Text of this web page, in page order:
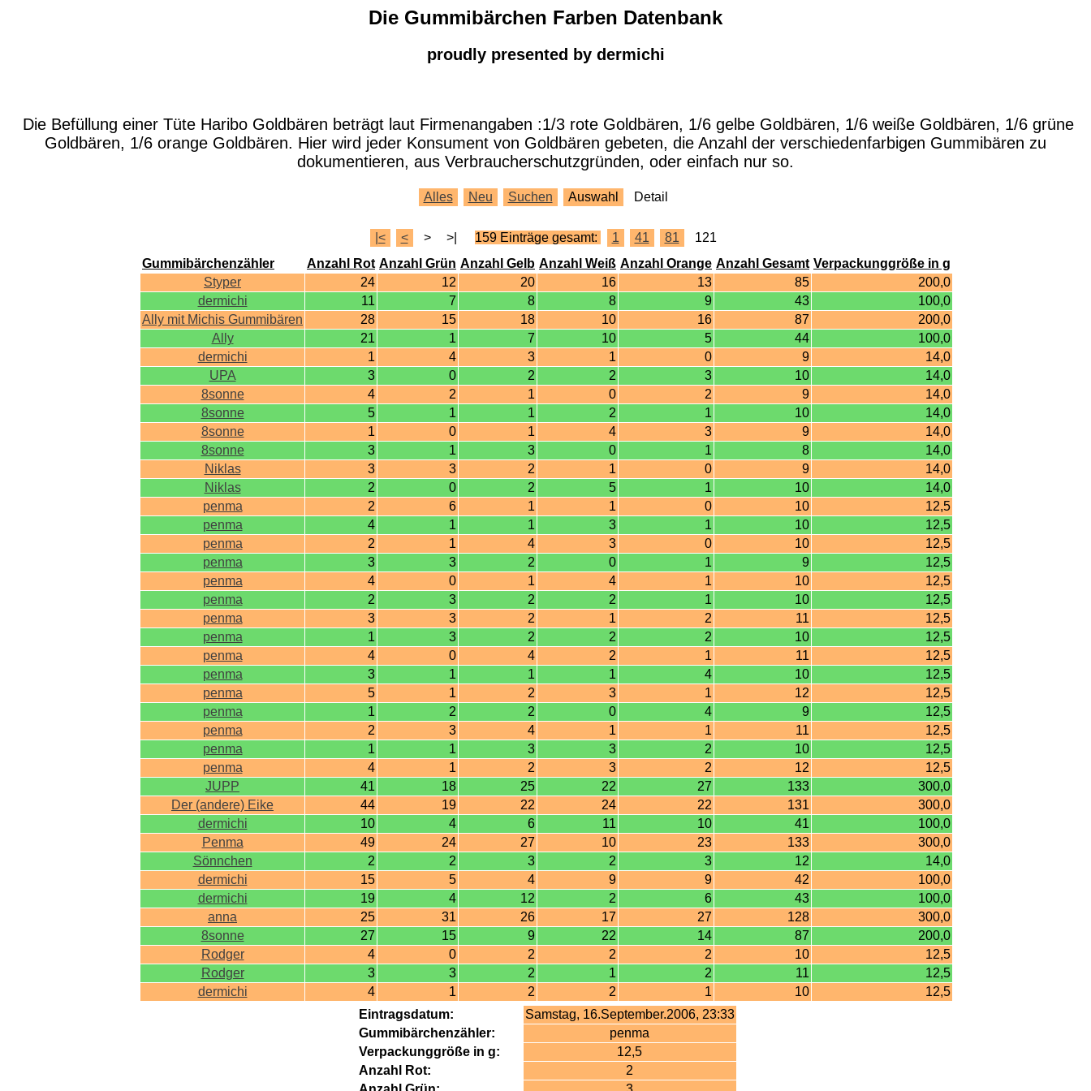
Die Gummibärchen Farben Datenbank
proudly presented by dermichi
Die Befüllung einer Tüte Haribo Goldbären beträgt laut Firmenangaben :1/3 rote Goldbären, 1/6 gelbe Goldbären, 1/6 weiße Goldbären, 1/6 grüne
Goldbären, 1/6 orange Goldbären. Hier wird jeder Konsument von Goldbären gebeten, die Anzahl der verschiedenfarbigen Gummibären zu
dokumentieren, aus Verbraucherschutzgründen, oder einfach nur so.
Alles Neu Suchen Auswahl Detail
|< < > >| 159 Einträge gesamt: 1 41 81
121
Gummibärchenzähler
Anzahl Rot Anzahl Grün Anzahl Gelb Anzahl Weiß Anzahl Orange Anzahl Gesamt Verpackunggröße in g
Styper
24 12 20 16 13 85
200,0
dermichi
11 7 8 8 9 43
100,0
Ally mit Michis Gummibären
28 15 18 10 16 87
200,0
Ally
21 1 7 10 5 44
100,0
dermichi
1 4 3 1 0 9
14,0
UPA
3 0 2 2 3 10
14,0
8sonne
4 2 1 0 2 9
14,0
8sonne
5 1 1 2 1 10
14,0
8sonne
1 0 1 4 3 9
14,0
8sonne
3 1 3 0 1 8
14,0
Niklas
3 3 2 1 0 9
14,0
Niklas
2 0 2 5 1 10
14,0
penma
2 6 1 1 0 10
12,5
penma
4 1 1 3 1 10
12,5
penma
2 1 4 3 0 10
12,5
penma
3 3 2 0 1 9
12,5
penma
4 0 1 4 1 10
12,5
penma
2 3 2 2 1 10
12,5
penma
3 3 2 1 2 11
12,5
penma
1 3 2 2 2 10
12,5
penma
4 0 4 2 1 11
12,5
penma
3 1 1 1 4 10
12,5
penma
5 1 2 3 1 12
12,5
penma
1 2 2 0 4 9
12,5
penma
2 3 4 1 1 11
12,5
penma
1 1 3 3 2 10
12,5
penma
4 1 2 3 2 12
12,5
JUPP
41 18 25 22 27 133
300,0
Der (andere) Eike
44 19 22 24 22 131
300,0
dermichi
10 4 6 11 10 41
100,0
Penma
49 24 27 10 23 133
300,0
Sönnchen
2 2 3 2 3 12
14,0
dermichi
15 5 4 9 9 42
100,0
dermichi
19 4 12 2 6 43
100,0
anna
25 31 26 17 27 128
300,0
8sonne
27 15 9 22 14 87
200,0
Rodger
4 0 2 2 2 10
12,5
Rodger
3 3 2 1 2 11
12,5
dermichi
4 1 2 2 1 10
12,5
Eintragsdatum:
Samstag, 16.September.2006, 23:33
Gummibärchenzähler:
penma
Verpackunggröße in g:
12,5
Anzahl Rot:
2